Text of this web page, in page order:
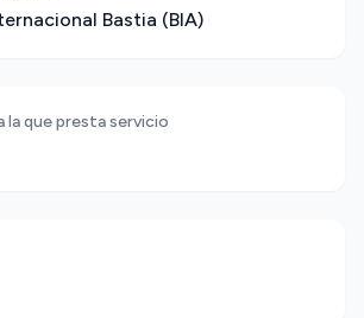
Bastia (BIA)
la que presta servicio